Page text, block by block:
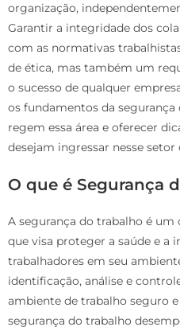
organização,
Garantir a integridade dos
com as normativas
de ética, mas também um
o sucesso de qualquer
os fundamentos da
regem essa área e oferecer
desejam ingressar nesse setor
O que é Segurança
A segurança do trabalho é
que visa proteger a saúde e a
trabalhadores em seu
identificação, análise e
ambiente de trabalho seguro
segurança do trabalho